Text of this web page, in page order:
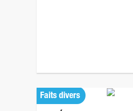
Faits divers